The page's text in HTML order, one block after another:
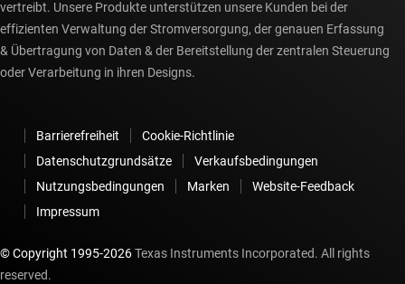
vertreibt. Unsere Produkte unterstützen unsere Kunden bei der
effizienten Verwaltung der Stromversorgung, der genauen Erfassung
& Übertragung von Daten & der Bereitstellung der zentralen Steuerung
oder Verarbeitung in ihren Designs.
Barrierefreiheit
Cookie-Richtlinie
Datenschutzgrundsätze
Verkaufsbedingungen
Nutzungsbedingungen
Marken
Website-Feedback
Impressum
© Copyright 1995-2026Texas Instruments Incorporated. All rights
reserved.